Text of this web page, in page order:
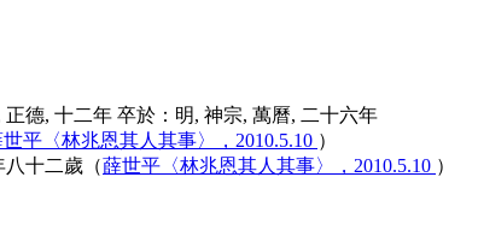
正德, 十二年 卒於：明, 神宗, 萬曆, 二十六年
平〈林兆恩其人其事〉，2010.5.10 ）
十二歲（薛世平〈林兆恩其人其事〉，2010.5.10 ）